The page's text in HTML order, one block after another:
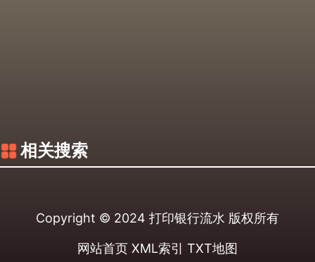
相关搜索
Copyright © 2024 打印银行流水 版权所有
网站首页 XML索引 TXT地图